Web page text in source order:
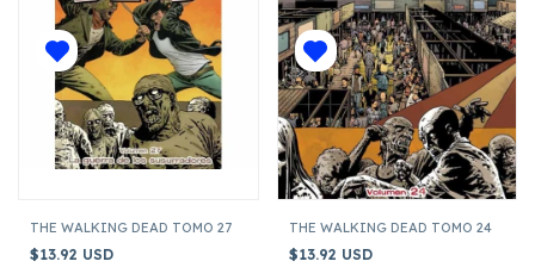
THE WALKING DEAD TOMO 27
$13.92 USD
THE WALKING DEAD TOMO 24
$13.92 USD